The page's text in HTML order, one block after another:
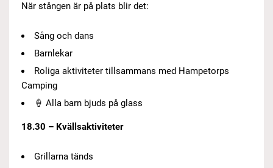
När stången är på plats blir det:
Sång och dans
Barnlekar
Roliga aktiviteter tillsammans med Hampetorps
Camping
🍦 Alla barn bjuds på glass
18.30 – Kvällsaktiviteter
Grillarna tänds